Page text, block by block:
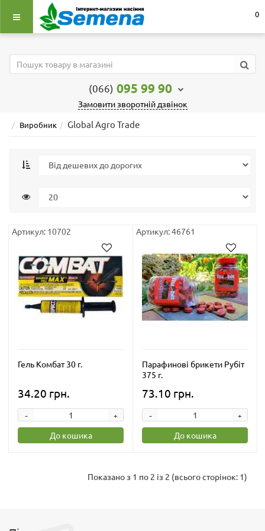
0
(066) 095 99 90
Замовити зворотній дзвінок
Виробник Global Agro Trade
Артикул: 10702
Гель Комбат 30 г.
34.20 грн.
+
-
До кошика
Артикул: 46761
Парафинові брикети Рубіт
375 г.
73.10 грн.
+
-
До кошика
Показано з 1 по 2 із 2 (всього сторінок: 1)